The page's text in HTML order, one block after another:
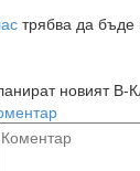
трябва да бъде
новият